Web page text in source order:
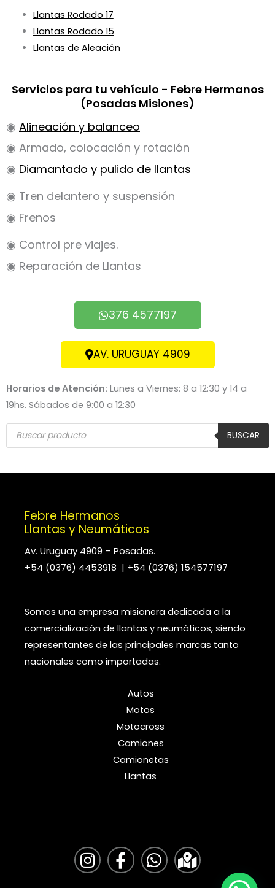
Llantas Rodado 17
Llantas Rodado 15
Llantas de Aleación
Servicios para tu vehículo - Febre Hermanos
(Posadas Misiones)
◉ Alineación y balanceo
◉ Armado, colocación y rotación
◉ Diamantado y pulido de llantas
◉ Tren delantero y suspensión
◉ Frenos
◉ Control pre viajes.
◉ Reparación de Llantas
376 4577197
AV. URUGUAY 4909
Horarios de Atención: Lunes a Viernes: 8 a 12:30 y 14 a
19hs. Sábados de 9:00 a 12:30
Búsqueda
de
productos
BUSCAR
Febre Hermanos
Llantas y Neumáticos
Av. Uruguay 4909 – Posadas.
+54 (0376) 4453918 | +54 (0376) 154577197
Somos una empresa misionera dedicada a la
comercialización de llantas y neumáticos, siendo
representantes de las principales marcas tanto
nacionales como importadas.
Autos
Motos
Motocross
Camiones
Camionetas
Llantas
I
n
F
a
W
h
M
a